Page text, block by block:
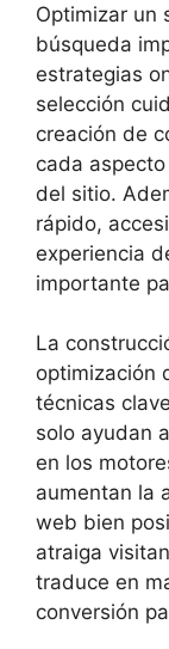
Optimizar un
búsqueda
estrategias
selección
creación de
cada
del sitio.
rápido,
experiencia
importante
La
optimización
técnicas
solo ayudan
en los
aumentan la
web bien
atraiga
traduce en
conversión